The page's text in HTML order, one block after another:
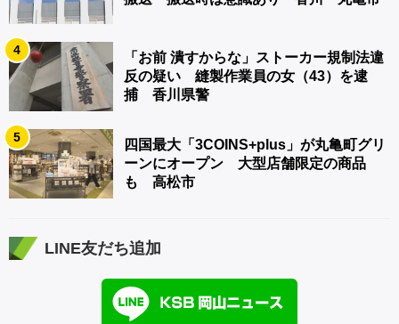
4
「お前 潰すからな」ストーカー規制法違
反の疑い 縫製作業員の女（43）を逮
捕 香川県警
5
四国最大「3COINS+plus」が丸亀町グリ
ーンにオープン 大型店舗限定の商品
も 高松市
LINE友だち追加